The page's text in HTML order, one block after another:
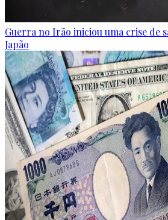
Guerra no Irão iniciou uma crise de
Japão